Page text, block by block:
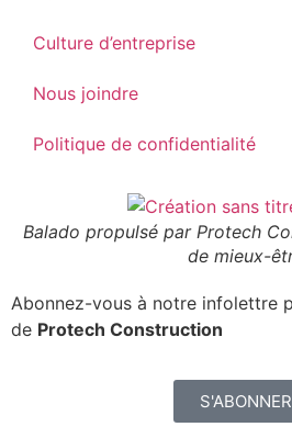
Culture d’entreprise
Nous joindre
Politique de confidentialité
Balado propulsé par Protech
de mieux-
Abonnez-vous à notre infolettre
de Protech Construction
S'ABONNER